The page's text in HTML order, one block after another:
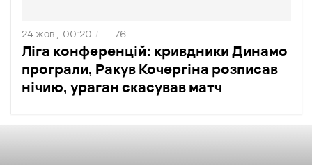
Ліга конференцій: кривдники Динамо
програли, Ракув Кочергіна розписав
нічию, ураган скасував матч
24 жов , 00:20 / 76